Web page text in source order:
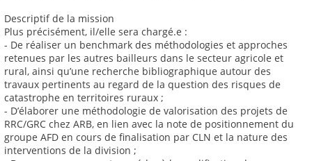
Descriptif de la mission
Plus précisément, il/elle sera chargé.e :
- De réaliser un benchmark des méthodologies et approches
retenues par les autres bailleurs dans le secteur agricole et
rural, ainsi qu’une recherche bibliographique autour des
travaux pertinents au regard de la question des risques de
catastrophe en territoires ruraux ;
- D’élaborer une méthodologie de valorisation des projets de
RRC/GRC chez ARB, en lien avec la note de positionnement du
groupe AFD en cours de finalisation par CLN et la nature des
interventions de la division ;